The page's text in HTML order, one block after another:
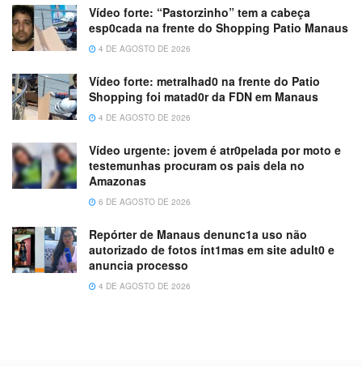
Vídeo forte: “Pastorzinho” tem a cabeça
esp0cada na frente do Shopping Patio Manaus
4 DE AGOSTO DE 2026
Vídeo forte: metralhad0 na frente do Patio
Shopping foi matad0r da FDN em Manaus
4 DE AGOSTO DE 2026
Vídeo urgente: jovem é atr0pelada por moto e
testemunhas procuram os pais dela no
Amazonas
6 DE AGOSTO DE 2026
Repórter de Manaus denunc1a uso não
autorizado de fotos ínt1mas em site adult0 e
anuncia processo
4 DE AGOSTO DE 2026